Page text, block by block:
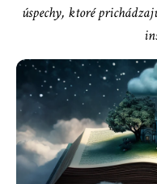
úspechy, ktoré